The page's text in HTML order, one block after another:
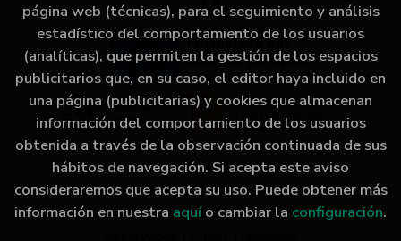
2026 © LIBRERÍA IMAGINA. Todos los Derechos
página web (técnicas), para el seguimiento y análisis
estadístico del comportamiento de los usuarios
(analíticas), que permiten la gestión de los espacios
publicitarios que, en su caso, el editor haya incluido en
una página (publicitarias) y cookies que almacenan
información del comportamiento de los usuarios
obtenida a través de la observación continuada de sus
hábitos de navegación. Si acepta este aviso
consideraremos que acepta su uso. Puede obtener más
información en nuestra aquío cambiar la configuración.